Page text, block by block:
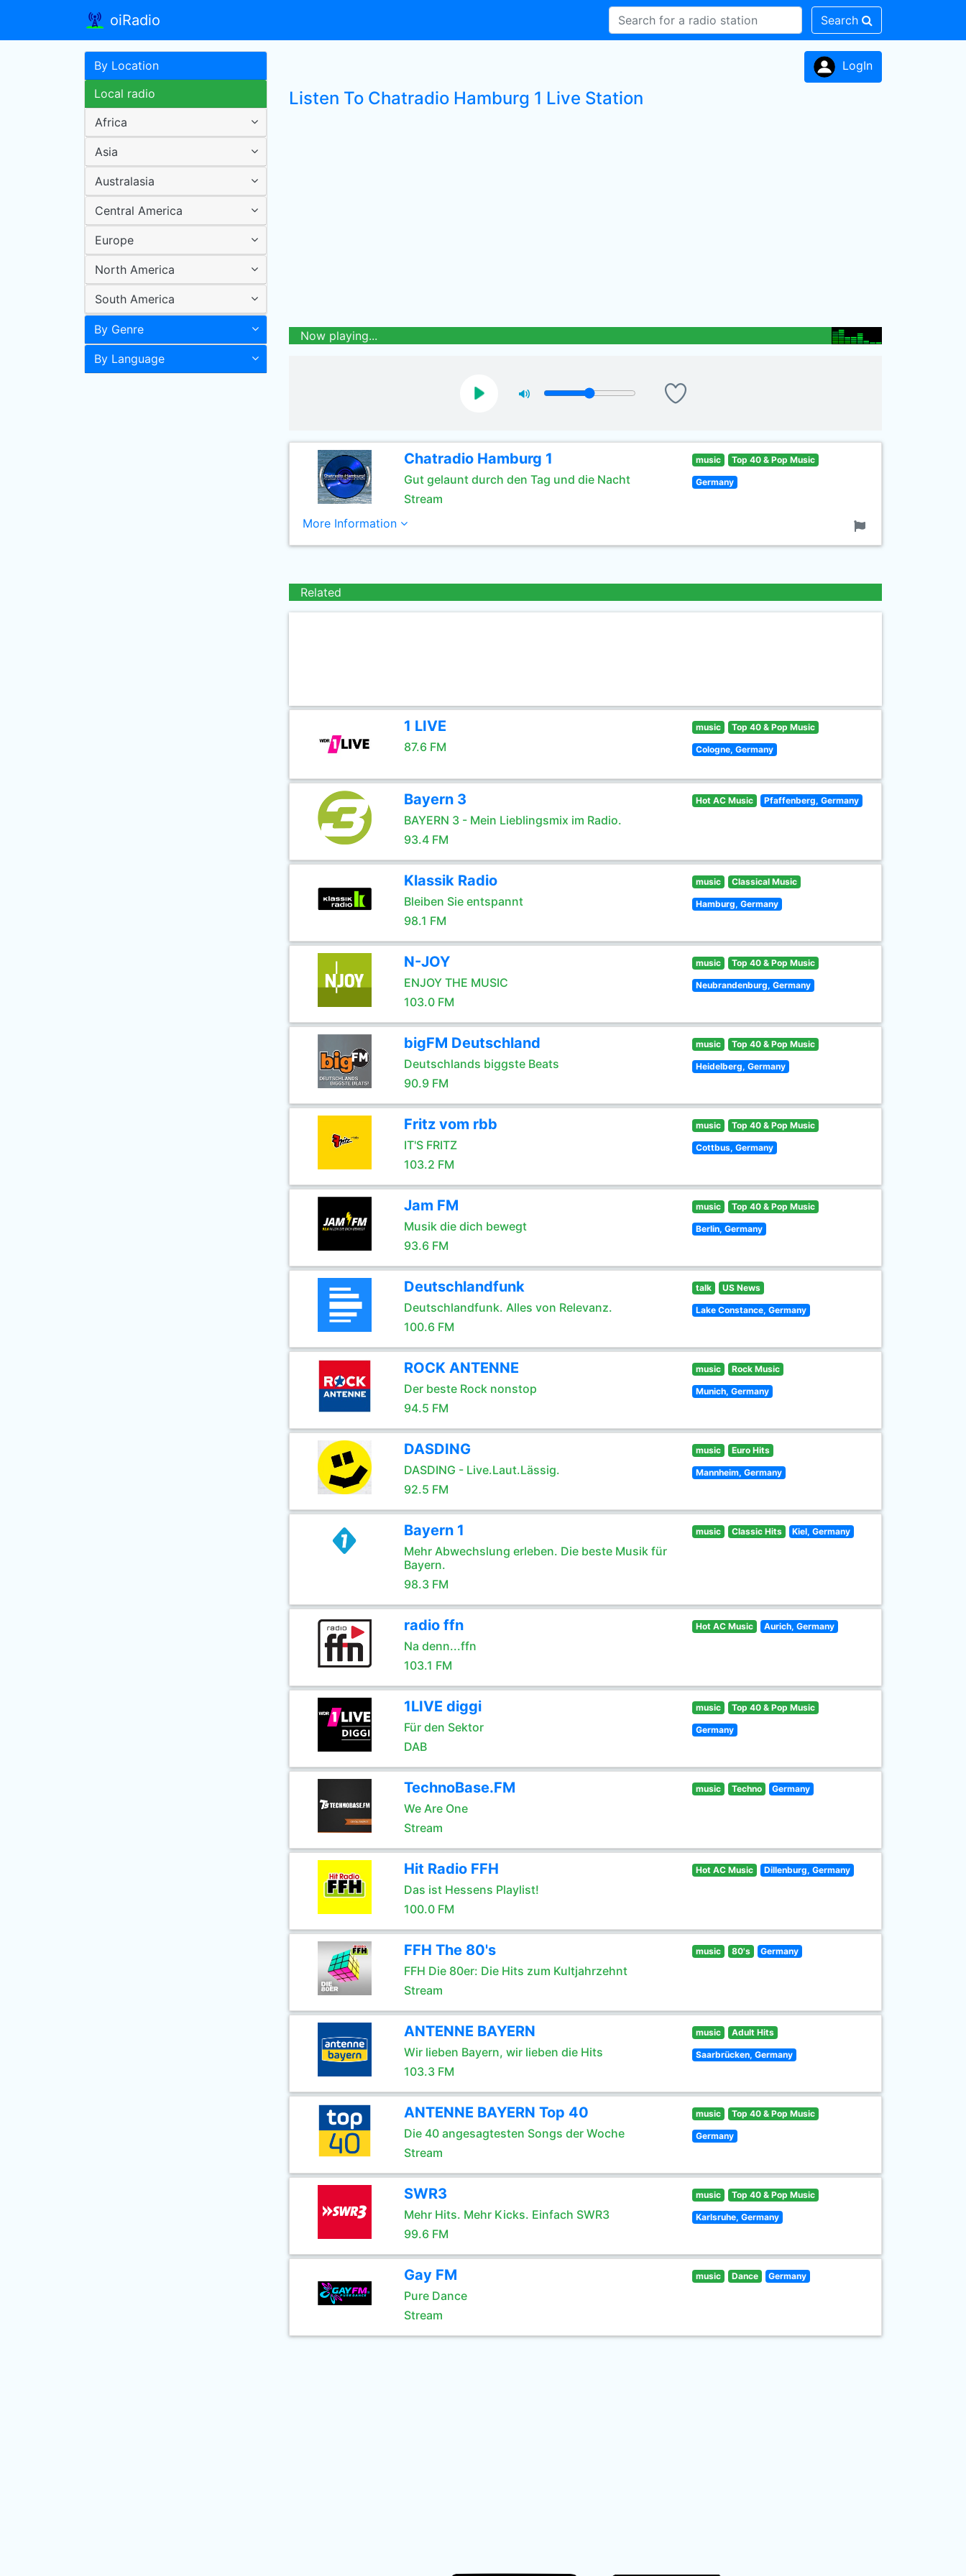
oiRadio Search
By Location
Local radio
Africa
Asia
Australasia
Central America
Europe
North America
South America
By Genre
By Language
LogIn
Listen To Chatradio Hamburg 1 Live Station
Now playing...
Chatradio Hamburg 1
Gut gelaunt durch den Tag und die Nacht
Stream
music Top 40 & Pop Music
Germany
More Information
Related
1 LIVE
87.6 FM
music Top 40 & Pop Music
Cologne, Germany
Bayern 3
BAYERN 3 - Mein Lieblingsmix im Radio.
93.4 FM
Hot AC Music Pfaffenberg, Germany
Klassik Radio
Bleiben Sie entspannt
98.1 FM
music Classical Music
Hamburg, Germany
N-JOY
ENJOY THE MUSIC
103.0 FM
music Top 40 & Pop Music
Neubrandenburg, Germany
bigFM Deutschland
Deutschlands biggste Beats
90.9 FM
music Top 40 & Pop Music
Heidelberg, Germany
Fritz vom rbb
IT'S FRITZ
103.2 FM
music Top 40 & Pop Music
Cottbus, Germany
Jam FM
Musik die dich bewegt
93.6 FM
music Top 40 & Pop Music
Berlin, Germany
Deutschlandfunk
Deutschlandfunk. Alles von Relevanz.
100.6 FM
talk US News
Lake Constance, Germany
ROCK ANTENNE
Der beste Rock nonstop
94.5 FM
music Rock Music
Munich, Germany
DASDING
DASDING - Live.Laut.Lässig.
92.5 FM
music Euro Hits
Mannheim, Germany
Bayern 1
Mehr Abwechslung erleben. Die beste Musik für
Bayern.
98.3 FM
music Classic Hits Kiel, Germany
radio ffn
Na denn...ffn
103.1 FM
Hot AC Music Aurich, Germany
1LIVE diggi
Für den Sektor
DAB
music Top 40 & Pop Music
Germany
TechnoBase.FM
We Are One
Stream
music Techno Germany
Hit Radio FFH
Das ist Hessens Playlist!
100.0 FM
Hot AC Music Dillenburg, Germany
FFH The 80's
FFH Die 80er: Die Hits zum Kultjahrzehnt
Stream
music 80's Germany
ANTENNE BAYERN
Wir lieben Bayern, wir lieben die Hits
103.3 FM
music Adult Hits
Saarbrücken, Germany
ANTENNE BAYERN Top 40
Die 40 angesagtesten Songs der Woche
Stream
music Top 40 & Pop Music
Germany
SWR3
Mehr Hits. Mehr Kicks. Einfach SWR3
99.6 FM
music Top 40 & Pop Music
Karlsruhe, Germany
Gay FM
Pure Dance
Stream
music Dance Germany